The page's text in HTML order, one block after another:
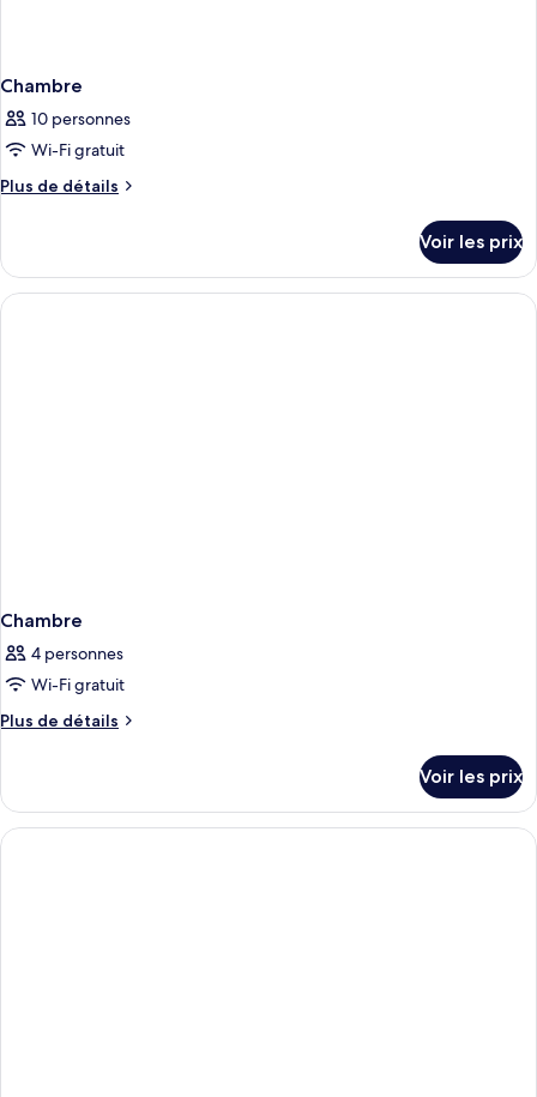
Chambre
10 personnes
Wi-Fi gratuit
Plus de détails
Plus
le
type
de
Voir les prix
Chambre
4 personnes
Wi-Fi gratuit
Plus de détails
Plus
le
type
de
Voir les prix